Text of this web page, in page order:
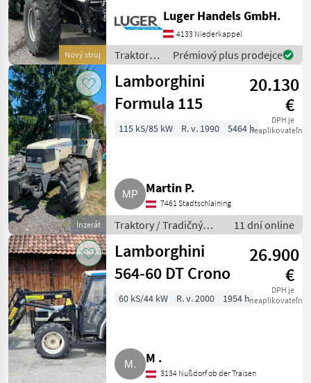
Nový stroj
Heckzapfwelle
540/540E/1000 -
Mechanische
Wendeschaltung - 3-Fach
Lastschaltung
Luger Handels GmbH.
4133 Niederkappel
Traktory /
Lamborghini
Prémiový plus prodejce
Inzerát
Lamborghini
Formula 115
20.130
€
DPH je
neaplikovateľné
115 kS/85 kW R. v. 1990 5464 h
Martin P.
7461 Stadtschlaining
Traktory / Tradičný
traktor
11 dní online
Lamborghini
564-60 DT Crono
26.900
€
DPH je
neaplikovateľné
60 kS/44 kW R. v. 2000 1954 h
M .
3134 Nußdorf ob der Traisen